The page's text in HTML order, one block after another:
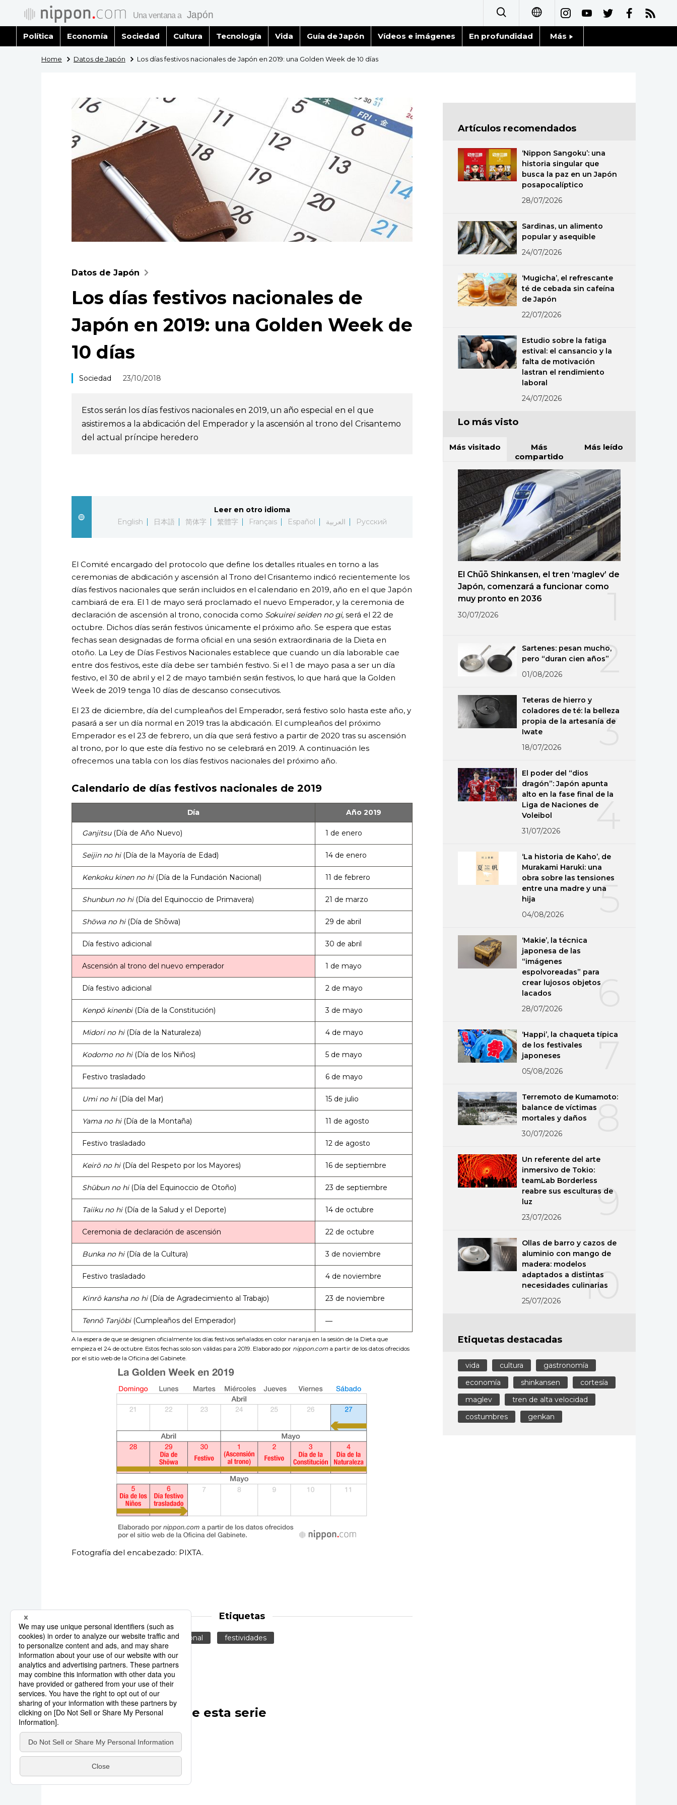
日本語
العربية
Política Economía Sociedad Cultura Tecnología Vida Guía de Japón Vídeos e imágenes En profundidad Más
Blog
Tokio
Home Datos de Japón Los días festivos nacionales de Japón en 2019: una Golden Week de 10 días
Datos de Japón
Los días festivos nacionales de
Japón en 2019: una Golden Week de
10 días
Sociedad 23/10/2018
Estos serán los días festivos nacionales en 2019, un año especial en el que
asistiremos a la abdicación del Emperador y la ascensión al trono del Crisantemo
del actual príncipe heredero
Leer en otro idioma
English
日本語 简体字 繁體字 Français Español العربية Русский
El Comité encargado del protocolo que define los detalles rituales en torno a las
ceremonias de abdicación y ascensión al Trono del Crisantemo indicó recientemente los
días festivos nacionales que serán incluidos en el calendario en 2019, año en el que Japón
cambiará de era. El 1 de mayo será proclamado el nuevo Emperador, y la ceremonia de
declaración de ascensión al trono, conocida como Sokuirei seiden no gi, será el 22 de
octubre. Dichos días serán festivos únicamente el próximo año. Se espera que estas
fechas sean designadas de forma oficial en una sesión extraordinaria de la Dieta en
otoño. La Ley de Días Festivos Nacionales establece que cuando un día laborable cae
entre dos festivos, este día debe ser también festivo. Si el 1 de mayo pasa a ser un día
festivo, el 30 de abril y el 2 de mayo también serán festivos, lo que hará que la Golden
Week de 2019 tenga 10 días de descanso consecutivos.
El 23 de diciembre, día del cumpleaños del Emperador, será festivo solo hasta este año, y
pasará a ser un día normal en 2019 tras la abdicación. El cumpleaños del próximo
Emperador es el 23 de febrero, un día que será festivo a partir de 2020 tras su ascensión
al trono, por lo que este día festivo no se celebrará en 2019. A continuación les
ofrecemos una tabla con los días festivos nacionales del próximo año.
Calendario de días festivos nacionales de 2019
Día Año 2019
Ganjitsu(Día de Año Nuevo) 1 de enero
Seijin no hi(Día de la Mayoría de Edad) 14 de enero
Kenkoku kinen no hi(Día de la Fundación Nacional) 11 de febrero
Shunbun no hi(Día del Equinoccio de Primavera) 21 de marzo
Shōwa no hi(Día de Shōwa) 29 de abril
Día festivo adicional 30 de abril
Ascensión al trono del nuevo emperador 1 de mayo
Día festivo adicional 2 de mayo
Kenpō kinenbi(Día de la Constitución) 3 de mayo
Midori no hi(Día de la Naturaleza) 4 de mayo
Kodomo no hi(Día de los Niños) 5 de mayo
Festivo trasladado 6 de mayo
Umi no hi(Día del Mar) 15 de julio
Yama no hi(Día de la Montaña) 11 de agosto
Festivo trasladado 12 de agosto
Keirō no hi(Día del Respeto por los Mayores) 16 de septiembre
Shūbun no hi(Día del Equinoccio de Otoño) 23 de septiembre
Taiiku no hi(Día de la Salud y el Deporte) 14 de octubre
Ceremonia de declaración de ascensión 22 de octubre
Bunka no hi(Día de la Cultura) 3 de noviembre
Festivo trasladado 4 de noviembre
Kinrō kansha no hi(Día de Agradecimiento al Trabajo) 23 de noviembre
Tennō Tanjōbi(Cumpleaños del Emperador) ―
A la espera de que se designen oficialmente los días festivos señalados en color naranja en la sesión de la Dieta que
empieza el 24 de octubre. Estos fechas solo son válidas para 2019. Elaborado por nippon.coma partir de los datos ofrecidos
por el sitio web de la Oficina del Gabinete.
Fotografía del encabezado: PIXTA.
Etiquetas
calendario Festividad nacional festividades
Otros artículos de esta serie
Artículos recomendados
‘Nippon Sangoku’: una
historia singular que
busca la paz en un Japón
posapocalíptico
28/07/2026
Sardinas, un alimento
popular y asequible
24/07/2026
‘Mugicha’, el refrescante
té de cebada sin cafeína
de Japón
22/07/2026
Estudio sobre la fatiga
estival: el cansancio y la
falta de motivación
lastran el rendimiento
laboral
24/07/2026
Lo más visto
Más visitado
Más
compartido
Más leído
El Chūō Shinkansen, el tren ‘maglev’ de
Japón, comenzará a funcionar como
muy pronto en 2036
30/07/2026
2
Sartenes: pesan mucho,
pero “duran cien años”
01/08/2026
3
Teteras de hierro y
coladores de té: la belleza
propia de la artesanía de
Iwate
18/07/2026
4
El poder del “dios
dragón”: Japón apunta
alto en la fase final de la
Liga de Naciones de
Voleibol
31/07/2026
5
‘La historia de Kaho’, de
Murakami Haruki: una
obra sobre las tensiones
entre una madre y una
hija
04/08/2026
6
‘Makie’, la técnica
japonesa de las
“imágenes
espolvoreadas” para
crear lujosos objetos
lacados
28/07/2026
7
‘Happi’, la chaqueta típica
de los festivales
japoneses
05/08/2026
8
Terremoto de Kumamoto:
balance de víctimas
mortales y daños
30/07/2026
9
Un referente del arte
inmersivo de Tokio:
teamLab Borderless
reabre sus esculturas de
luz
23/07/2026
10
Ollas de barro y cazos de
aluminio con mango de
madera: modelos
adaptados a distintas
necesidades culinarias
25/07/2026
Etiquetas destacadas
vida cultura
gastronomía
economía
shinkansen
cortesía
maglev
tren de alta velocidad
costumbres
genkan